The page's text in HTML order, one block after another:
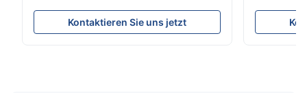
Material mit Glanz (0-200Gu) prüfen, und
allgemeinhin zutreffen, um zu malen, Tinte,
Kontaktieren Sie uns jetzt
der